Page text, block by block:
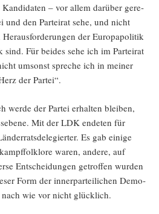
Kan­di­da­ten – vor allem dar­über gere­
und den Par­tei­rat sehe, und nicht
der Euro­pa­po­li­tik
Für bei­des sehe ich im Par­tei­rat
umsonst spre­che ich in mei­ner
der Partei“.
wer­de der Par­tei erhal­ten blei­ben,
Mit der LDK ende­ten für
Es gab eini­ge
waren, ande­re, auf
Ent­schei­dun­gen getrof­fen wur­den
Form der inner­par­tei­li­chen Demo­
wie vor nicht glücklich.